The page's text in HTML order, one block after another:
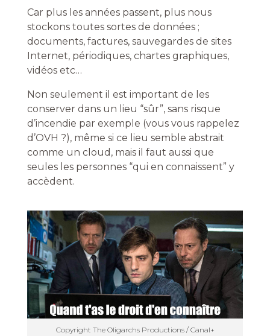
Car plus les années passent, plus nous
stockons toutes sortes de données ;
documents, factures, sauvegardes de sites
Internet, périodiques, chartes graphiques,
vidéos etc…
Non seulement il est important de les
conserver dans un lieu “sûr”, sans risque
d’incendie par exemple (vous vous rappelez
d’OVH ?), même si ce lieu semble abstrait
comme un cloud, mais il faut aussi que
seules les personnes “qui en connaissent” y
accèdent.
Copyright The Oligarchs Productions / Canal+